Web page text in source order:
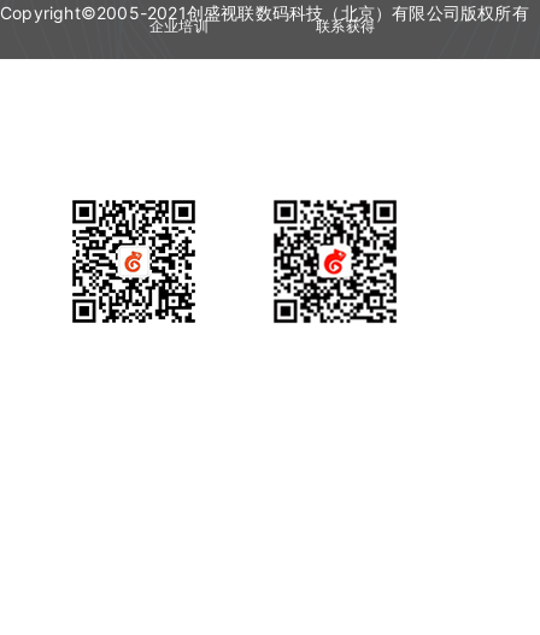
企业培训 联系获得
Copyright©2005-2021创盛视联数码科技（北京）有限公司版权所有